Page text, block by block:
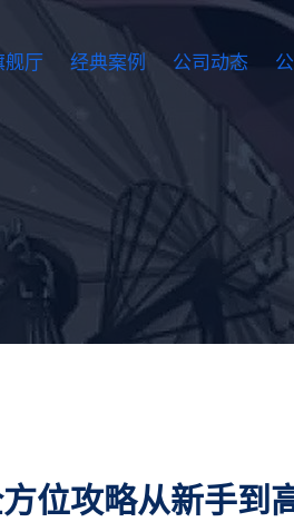
厅 经典案例 公司动态
方位攻略从新手到